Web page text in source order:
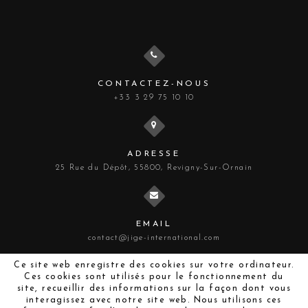
CONTACTEZ-NOUS
+33 3 29 75 10 10
ADRESSE
25 Rue du Dépôt, 55800, Revigny-Sur-Ornain
EMAIL
contact@jige-international.com
Ce site web enregistre des cookies sur votre ordinateur.
Ces cookies sont utilisés pour le fonctionnement du
site, recueillir des informations sur la façon dont vous
interagissez avec notre site web. Nous utilisons ces